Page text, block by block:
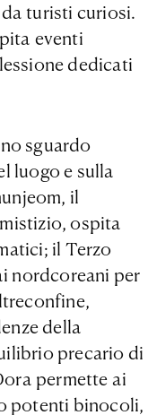
turisti curiosi.
eventi
dedicati
sguardo
luogo e sulla
il
ospita
il Terzo
nordcoreani per
della
precario di
permette ai
potenti binocoli,